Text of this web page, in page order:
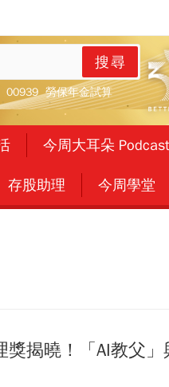
搜尋
00939 勞保年金試算
今周大耳朵 Podcast
存股助理 今周學堂
揭曉！「AI教父